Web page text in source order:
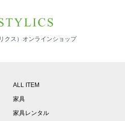
クス）オンラインショップ
ALL ITEM
家具
家具レンタル